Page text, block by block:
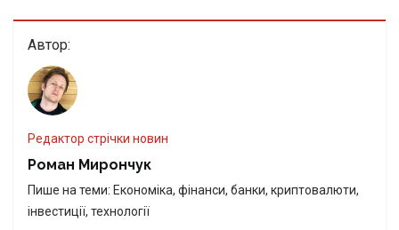
Автор:
Редактор стрічки новин
Роман Мирончук
Пише на теми: Економіка, фінанси, банки, криптовалюти,
інвестиції, технології